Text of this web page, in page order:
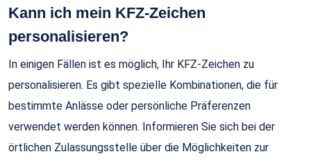
Kann ich mein KFZ-Zeichen
personalisieren?
In einigen Fällen ist es möglich, Ihr KFZ-Zeichen zu
personalisieren. Es gibt spezielle Kombinationen, die für
bestimmte Anlässe oder persönliche Präferenzen
verwendet werden können. Informieren Sie sich bei der
örtlichen Zulassungsstelle über die Möglichkeiten zur